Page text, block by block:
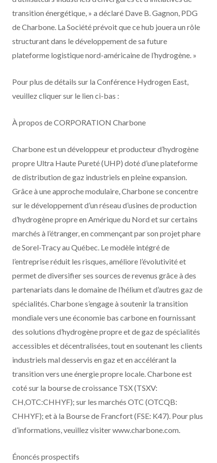
transition énergétique, » a déclaré Dave B. Gagnon, PDG
de Charbone. La Société prévoit que ce hub jouera un rôle
structurant dans le développement de sa future
plateforme logistique nord-américaine de l’hydrogène. »
Pour plus de détails sur la Conférence Hydrogen East,
veuillez cliquer sur le lien ci-bas :
À propos de CORPORATION Charbone
Charbone est un développeur et producteur d’hydrogène
propre Ultra Haute Pureté (UHP) doté d’une plateforme
de distribution de gaz industriels en pleine expansion.
Grâce à une approche modulaire, Charbone se concentre
sur le développement d’un réseau d’usines de production
d’hydrogène propre en Amérique du Nord et sur certains
marchés à l’étranger, en commençant par son projet phare
de Sorel-Tracy au Québec. Le modèle intégré de
l’entreprise réduit les risques, améliore l’évolutivité et
permet de diversifier ses sources de revenus grâce à des
partenariats dans le domaine de l’hélium et d’autres gaz de
spécialités. Charbone s’engage à soutenir la transition
mondiale vers une économie bas carbone en fournissant
des solutions d’hydrogène propre et de gaz de spécialités
accessibles et décentralisées, tout en soutenant les clients
industriels mal desservis en gaz et en accélérant la
transition vers une énergie propre locale. Charbone est
coté sur la bourse de croissance TSX (TSXV:
CH,OTC:CHHYF); sur les marchés OTC (OTCQB:
CHHYF); et à la Bourse de Francfort (FSE: K47). Pour plus
d’informations, veuillez visiter www.charbone.com.
Énoncés prospectifs